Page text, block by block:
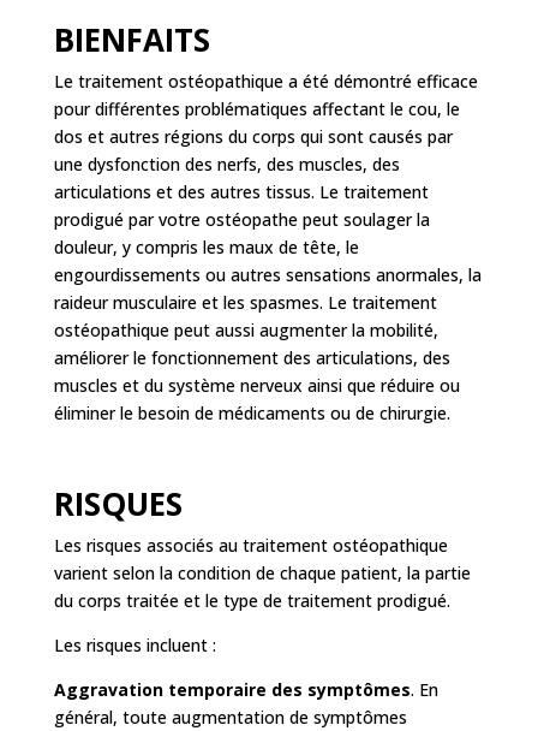
BIENFAITS
Le traitement ostéopathique a été démontré efficace
pour différentes problématiques affectant le cou, le
dos et autres régions du corps qui sont causés par
une dysfonction des nerfs, des muscles, des
articulations et des autres tissus. Le traitement
prodigué par votre ostéopathe peut soulager la
douleur, y compris les maux de tête, le
engourdissements ou autres sensations anormales, la
raideur musculaire et les spasmes. Le traitement
ostéopathique peut aussi augmenter la mobilité,
améliorer le fonctionnement des articulations, des
muscles et du système nerveux ainsi que réduire ou
éliminer le besoin de médicaments ou de chirurgie.
RISQUES
Les risques associés au traitement ostéopathique
varient selon la condition de chaque patient, la partie
du corps traitée et le type de traitement prodigué.
Les risques incluent :
Aggravation temporaire des symptômes. En
général, toute augmentation de symptômes